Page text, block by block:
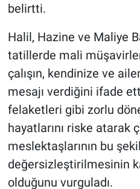
belirtti.
Halil, Hazine ve Maliye
tatillerde mali
çalışın, kendinize ve
mesajı verdiğini ifade
felaketleri gibi zorlu
hayatlarını riske atarak
meslektaşlarının bu
değersizleştirilmesinin
olduğunu vurguladı.